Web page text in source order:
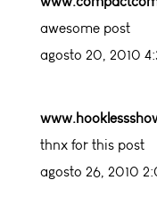
awesome post
agosto 20, 2010
thnx for this post
agosto 26, 2010